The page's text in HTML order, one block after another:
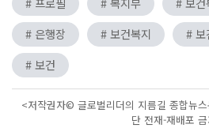
# 은행장
# 보건복지 # 보
# 보건
<저작권자© 글로벌리더의 지름길 종합뉴
단 전재-재배포